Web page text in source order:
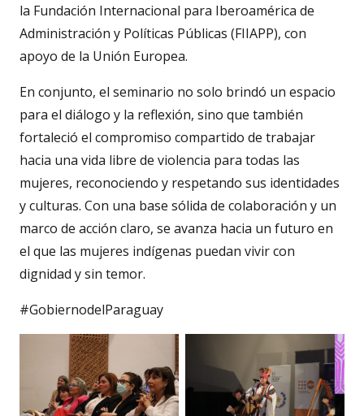
la Fundación Internacional para Iberoamérica de
Administración y Políticas Públicas (FIIAPP), con
apoyo de la Unión Europea.
En conjunto, el seminario no solo brindó un espacio
para el diálogo y la reflexión, sino que también
fortaleció el compromiso compartido de trabajar
hacia una vida libre de violencia para todas las
mujeres, reconociendo y respetando sus identidades
y culturas. Con una base sólida de colaboración y un
marco de acción claro, se avanza hacia un futuro en
el que las mujeres indígenas puedan vivir con
dignidad y sin temor.
#GobiernodelParaguay